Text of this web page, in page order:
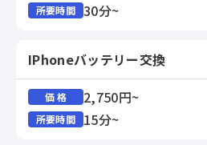
所要時間 30分~
IPhoneバッテリー交換
価 格 2,750円~
所要時間 15分~